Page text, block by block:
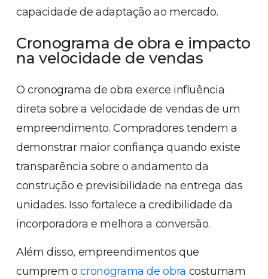
capacidade de adaptação ao mercado.
Cronograma de obra e impacto
na velocidade de vendas
O cronograma de obra exerce influência
direta sobre a velocidade de vendas de um
empreendimento. Compradores tendem a
demonstrar maior confiança quando existe
transparência sobre o andamento da
construção e previsibilidade na entrega das
unidades. Isso fortalece a credibilidade da
incorporadora e melhora a conversão.
Além disso, empreendimentos que
cumprem ocronograma de obra costumam